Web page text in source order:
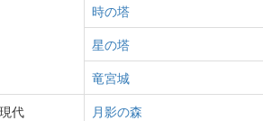
時の塔
星の塔
竜宮城
現代
月影の森